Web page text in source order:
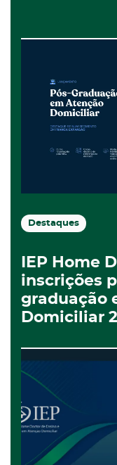
Destaques
IEP Home
inscrições
graduação
Domiciliar